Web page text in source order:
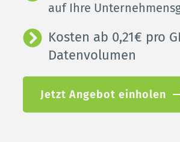
auf Ihre
Kosten ab 0,21€ pro
Datenvolumen
Jetzt Angebot einholen